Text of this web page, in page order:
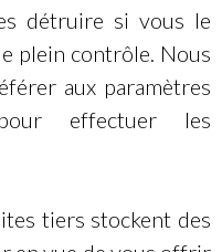
détruire si vous le
plein contrôle. Nous
aux paramètres
effectuer les
tiers stockent des